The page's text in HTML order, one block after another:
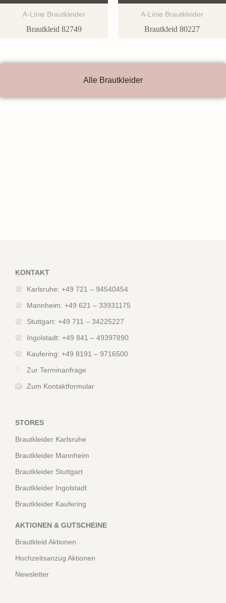
A-Linie Brautkleider
Brautkleid 82749
A-Linie Brautkleider
Brautkleid 80227
Alle Brautkleider
KONTAKT
Karlsruhe: +49 721 – 94540454
Mannheim: +49 621 – 33931175
Stuttgart: +49 711 – 34225227
Ingolstadt: +49 841 – 49397890
Kaufering: +49 8191 – 9716500
Zur Terminanfrage
Zum Kontaktformular
STORES
Brautkleider Karlsruhe
Brautkleider Mannheim
Brautkleider Stuttgart
Brautkleider Ingolstadt
Brautkleider Kaufering
AKTIONEN & GUTSCHEINE
Brautkleid Aktionen
Hochzeitsanzug Aktionen
Newsletter